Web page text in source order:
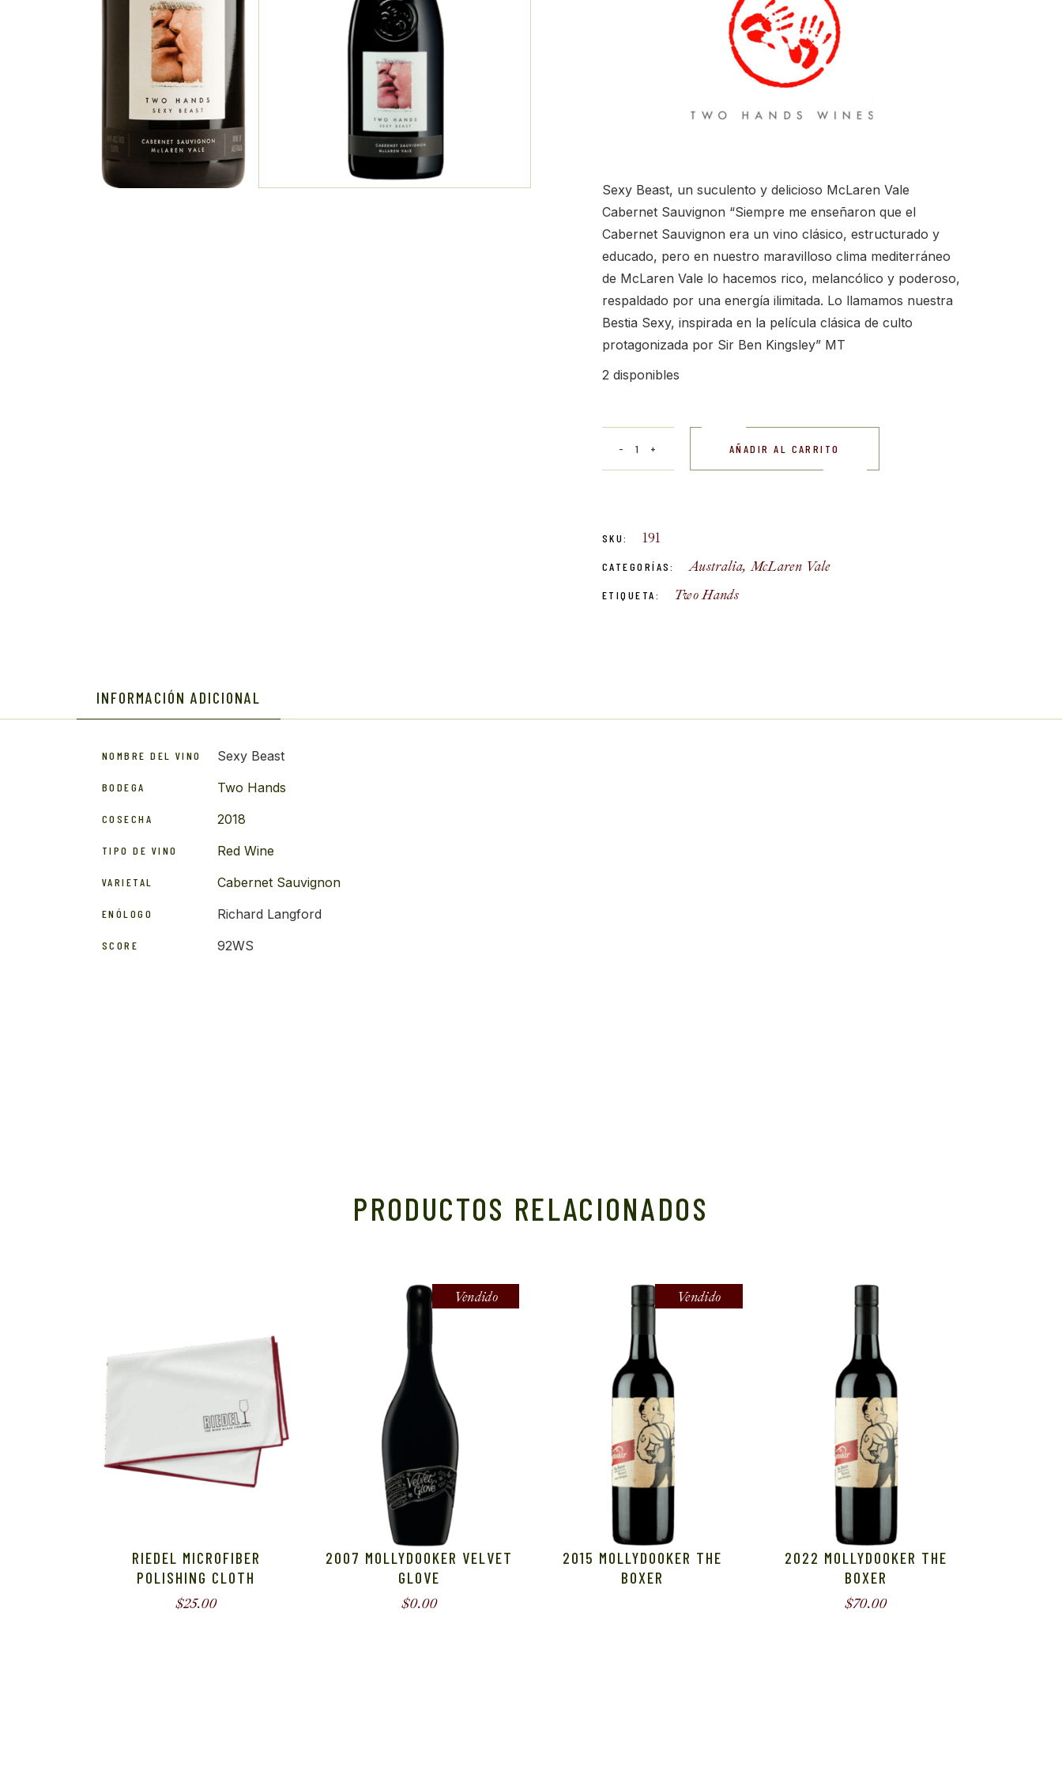
Sexy Beast, un suculento y delicioso McLaren Vale
Cabernet Sauvignon “Siempre me enseñaron que el
Cabernet Sauvignon era un vino clásico, estructurado y
educado, pero en nuestro maravilloso clima mediterráneo
de McLaren Vale lo hacemos rico, melancólico y poderoso,
respaldado por una energía ilimitada. Lo llamamos nuestra
Bestia Sexy, inspirada en la película clásica de culto
protagonizada por Sir Ben Kingsley” MT
2 disponibles
AÑADIR AL CARRITO
SKU: 191
CATEGORÍAS: Australia,McLaren Vale
ETIQUETA: Two Hands
INFORMACIÓN ADICIONAL
NOMBRE DEL VINO Sexy Beast
BODEGA Two Hands
COSECHA 2018
TIPO DE VINO Red Wine
VARIETAL Cabernet Sauvignon
ENÓLOGO Richard Langford
SCORE 92WS
PRODUCTOS RELACIONADOS
RIEDEL MICROFIBER
POLISHING CLOTH
$25.00
Vendido
2007 MOLLYDOOKER VELVET
GLOVE
$0.00
Vendido
2015 MOLLYDOOKER THE
BOXER
2022 MOLLYDOOKER THE
BOXER
$70.00